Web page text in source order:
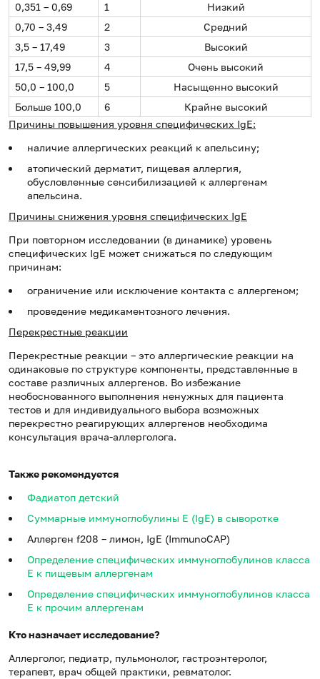
0,351 – 0,69
1
Низкий
0,70 – 3,49
2
Средний
3,5 – 17,49
3
Высокий
17,5 – 49,99
4
Очень высокий
50,0 – 100,0
5
Насыщенно высокий
Больше 100,0
6
Крайне высокий
Причины повышения уровня специфических IgE:
наличие аллергических реакций к апельсину;
атопический дерматит, пищевая аллергия,
обусловленные сенсибилизацией к аллергенам
апельсина.
Причины снижения уровня специфических IgE
При повторном исследовании (в динамике) уровень
специфических IgE может снижаться по следующим
причинам:
ограничение или исключение контакта с аллергеном;
проведение медикаментозного лечения.
Перекрестные реакции
Перекрестные реакции – это аллергические реакции на
одинаковые по структуре компоненты, представленные в
составе различных аллергенов. Во избежание
необоснованного выполнения ненужных для пациента
тестов и для индивидуального выбора возможных
перекрестно реагирующих аллергенов необходима
консультация врача-аллерголога.
Также рекомендуется
Фадиатоп детский
Суммарные иммуноглобулины E (IgE) в сыворотке
Аллерген f208 – лимон, IgE (ImmunoCAP)
Определение специфических иммуноглобулинов класса
E к пищевым аллергенам
Определение специфических иммуноглобулинов класса
E к прочим аллергенам
Кто назначает исследование?
Аллерголог, педиатр, пульмонолог, гастроэнтеролог,
терапевт, врач общей практики, ревматолог.